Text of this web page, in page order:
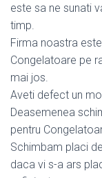
este sa ne sunati
timp.
Firma noastra
Congelatoare pe
mai jos.
Aveti defect un
Deasemenea
pentru
Schimbam placi
daca vi s-a ars